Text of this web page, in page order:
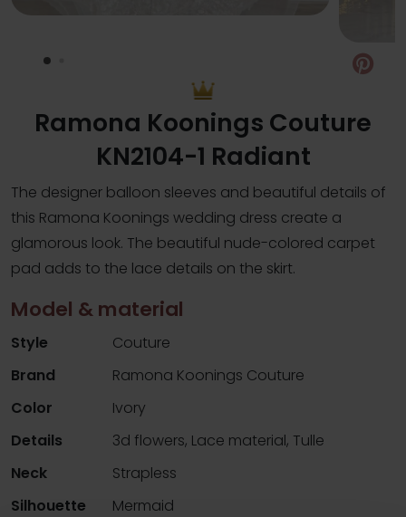
Ramona Koonings Couture
KN2104-1 Radiant
The designer balloon sleeves and beautiful details of
this Ramona Koonings wedding dress create a
glamorous look. The beautiful nude-colored carpet
pad adds to the lace details on the skirt.
Model & material
Style
Couture
Brand
Ramona Koonings Couture
Color
Ivory
Details
3d flowers, Lace material, Tulle
Neck
Strapless
Silhouette
Mermaid